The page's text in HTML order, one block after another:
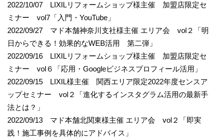
2022/10/07 LIXILリフォームショップ様主催 加盟店限定セ
ミナー vol7「入門・YouTube」
2022/09/27 マド本舗神奈川支社様主催 エリア会 vol２「明
日からできる！効果的なWEB活用 第二弾」
2022/09/16 LIXILリフォームショップ様主催 加盟店限定セ
ミナー vol６「応用・Googleビジネスプロフィール活用」
2022/09/15 LIXIL様主催 関西エリア限定2022年度センスア
ップセミナー vol２「進化するインスタグラム活用の最新手
法とは？」
2022/09/13 マド本舗北関東様主催 エリア会 vol２「即実
践！施工事例を具体的にアドバイス」